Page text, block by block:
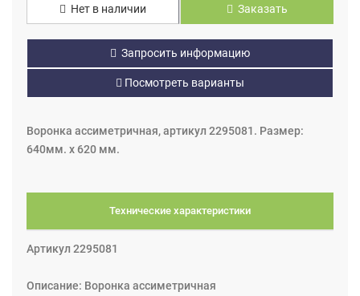
Нет в наличии Заказать
Запросить информацию
Посмотреть варианты
Воронка ассиметричная, артикул 2295081. Размер:
640мм. х 620 мм.
Технические характеристики
Артикул 2295081
Описание: Воронка ассиметричная